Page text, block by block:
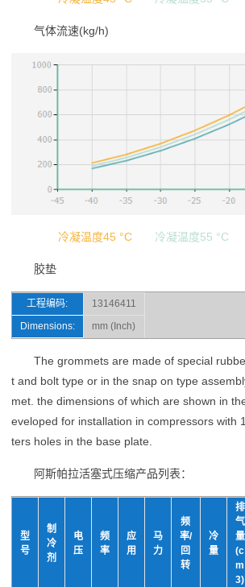
气体流速(kg/h)
冷凝温度45 °C 冷凝温度55 °C
胶垫
工程编码:
13146411
Dimensions:
mm (Inch)
The grommets are made of special
t and bolt type or in the snap on type
met. the dimensions of which are shown in
eveloped for installation in compressors with
ters holes in the base plate.
阿斯帕拉活塞式压缩产品列表：
型
号
制
冷
剂
电
压
频
率
应
用
马
力
频
率/
回
转
冷
量
排
气
量
(c
m
3)